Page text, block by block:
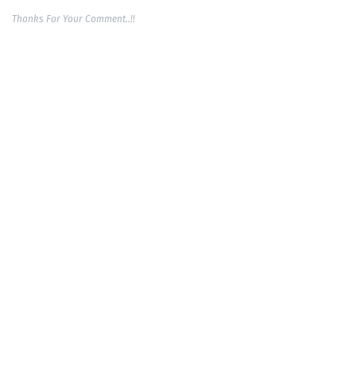
Thanks For Your Comment..!!